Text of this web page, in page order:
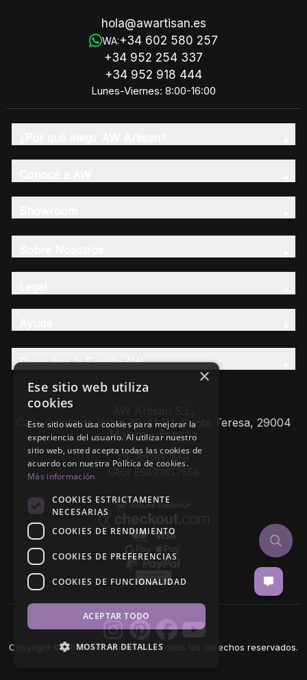
hola@awartisan.es
WA:+34 602 580 257
+34 952 254 337
+34 952 918 444
Lunes-Viernes: 8:00-16:00
Descubre la Familia AW
Calle Caleta de Velez 39-41 P.I. Santa Teresa, 29004
Málaga - España
CIF: B93657658
Copyright © 2026 AW Artisan S.L., Todos los derechos reservados.
×
Ese sitio web utiliza
cookies
Este sitio web usa cookies para mejorar la
experiencia del usuario. Al utilizar nuestro
sitio web, usted acepta todas las cookies de
acuerdo con nuestra Política de cookies.
Más información
COOKIES ESTRICTAMENTE
NECESARIAS
COOKIES DE RENDIMIENTO
COOKIES DE PREFERENCIAS
COOKIES DE FUNCIONALIDAD
ACEPTAR TODO
MOSTRAR DETALLES